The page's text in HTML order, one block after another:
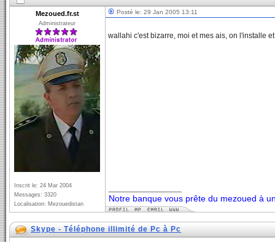
Mezoued.fr.st
Administrateur
Inscrit le: 24 Mar 2004
Messages: 3320
Localisation: Mezouedistan
Posté le: 29 Jan 2005 13:11
wallahi c'est bizarre, moi et mes ais, on l'installe
Notre banque vous prête du mezoued à
Skype - Téléphone illimité de Pc à Pc